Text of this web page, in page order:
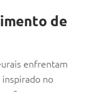
de
enfrentam
inspirado no